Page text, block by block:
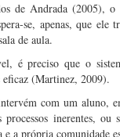
de Andrada (2005),
se, apenas, que
de aula.
é preciso que o
(Martinez, 2009).
com um aluno,
processos inerentes,
a própria comunidade